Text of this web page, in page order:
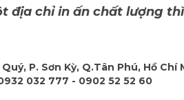
địa chỉ in ấn chất lượng
P. Sơn Kỳ, Q.Tân Phú, Hồ Chí
032 777 - 0902 52 52 60